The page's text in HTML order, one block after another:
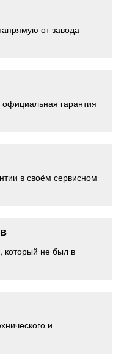
от завода
гарантия
в своём сервисном
который не был в
и